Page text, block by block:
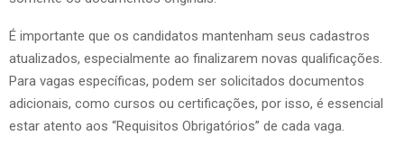
É importante que os candidatos mantenham seus cadastros
atualizados, especialmente ao finalizarem novas qualificações.
Para vagas específicas, podem ser solicitados documentos
adicionais, como cursos ou certificações, por isso, é essencial
estar atento aos “Requisitos Obrigatórios” de cada vaga.